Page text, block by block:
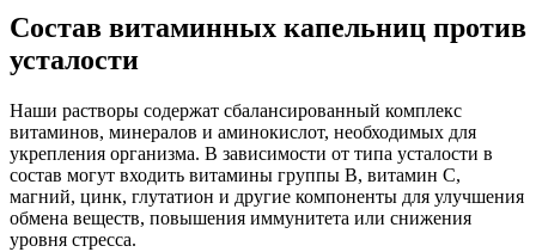
Состав витаминных капельниц против
усталости
Наши растворы содержат сбалансированный комплекс
витаминов, минералов и аминокислот, необходимых для
укрепления организма. В зависимости от типа усталости в
состав могут входить витамины группы B, витамин C,
магний, цинк, глутатион и другие компоненты для улучшения
обмена веществ, повышения иммунитета или снижения
уровня стресса.